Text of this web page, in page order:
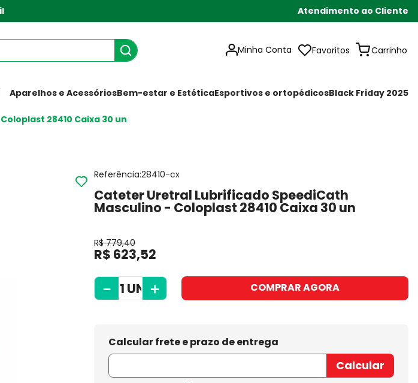
Atendimento ao Cliente
Minha Conta Favoritos
Aparelhos e AcessóriosBem-estar e EstéticaEsportivos e ortopédicosBlack Friday 2025
28410 Caixa 30 un
Referência:28410-cx
Cateter Uretral Lubrificado SpeediCath
Masculino - Coloplast 28410 Caixa 30 un
R$ 779,40
R$ 623,52
＋
－ COMPRAR AGORA